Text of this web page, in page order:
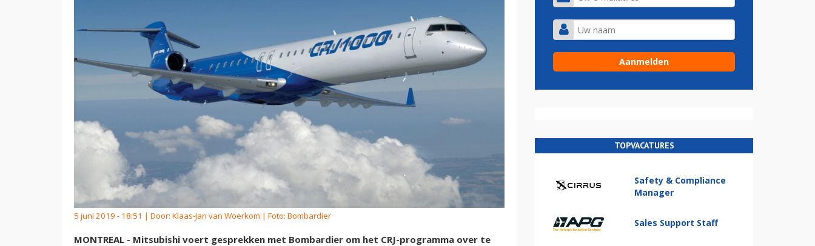
5 juni 2019 - 18:51 | Door: Klaas-Jan van Woerkom | Foto: Bombardier
MONTREAL - Mitsubishi voert gesprekken met Bombardier om het CRJ-programma over te
TOPVACATURES
Safety & Compliance
Manager
Sales Support Staff